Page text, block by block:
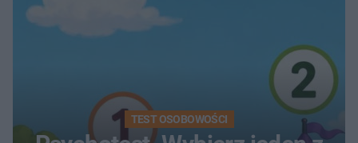
TEST OSOBOWOŚCI